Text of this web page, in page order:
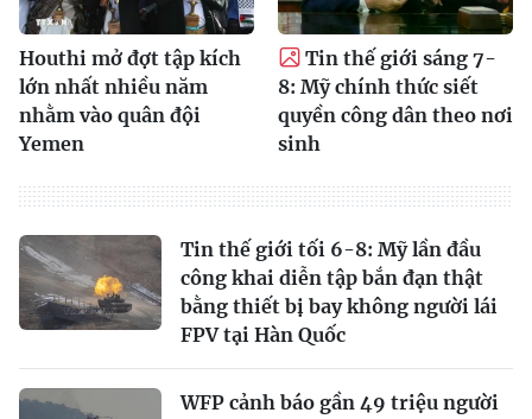
Houthi mở đợt tập kích
lớn nhất nhiều năm
nhằm vào quân đội
Yemen
Tin thế giới sáng 7-
8: Mỹ chính thức siết
quyền công dân theo nơi
sinh
Tin thế giới tối 6-8: Mỹ lần đầu
công khai diễn tập bắn đạn thật
bằng thiết bị bay không người lái
FPV tại Hàn Quốc
WFP cảnh báo gần 49 triệu người